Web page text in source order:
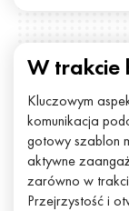
W trakcie
Kluczowym
komunikacja
gotowy szablon
aktywne
zarówno w
Przejrzystość i